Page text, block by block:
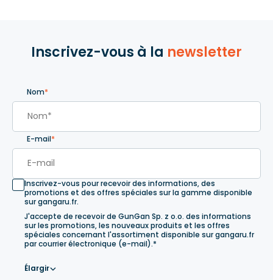
Inscrivez-vous à la newsletter
Nom*
E-mail*
Inscrivez-vous pour recevoir des informations, des
promotions et des offres spéciales sur la gamme disponible
sur gangaru.fr.
J'accepte de recevoir de GunGan Sp. z o.o. des informations
sur les promotions, les nouveaux produits et les offres
spéciales concernant l'assortiment disponible sur gangaru.fr
par courrier électronique (e-mail).*
Élargir